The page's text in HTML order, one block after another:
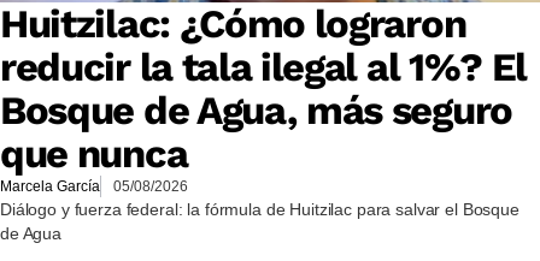
Huitzilac: ¿Cómo lograron
reducir la tala ilegal al 1%? El
Bosque de Agua, más seguro
que nunca
Marcela García 05/08/2026
Diálogo y fuerza federal: la fórmula de Huitzilac para salvar el Bosque
de Agua